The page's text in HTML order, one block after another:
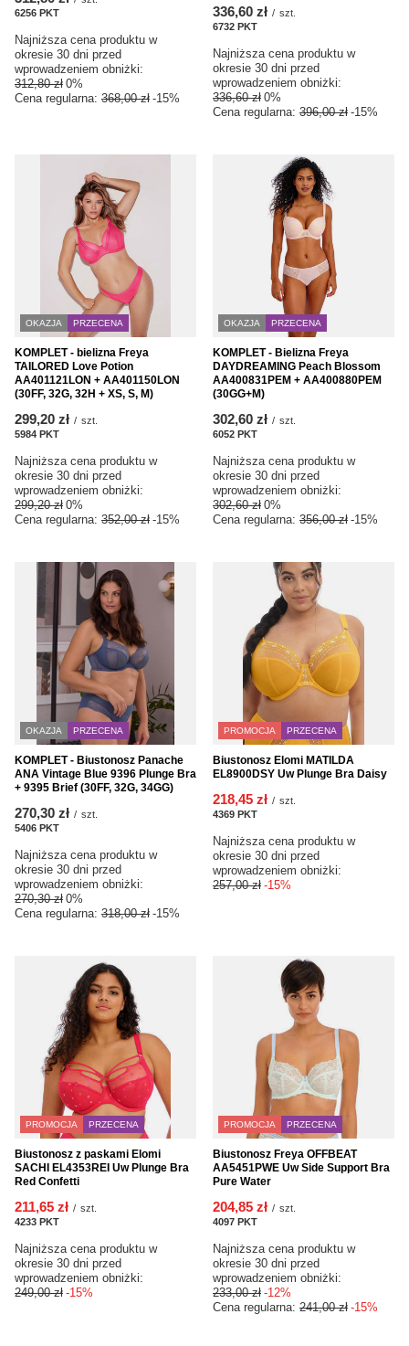
6256 PKT
Najniższa cena produktu w
okresie 30 dni przed
wprowadzeniem obniżki:
312,80 zł 0%
Cena regularna: 368,00 zł -15%
336,60 zł / szt.
6732 PKT
Najniższa cena produktu w
okresie 30 dni przed
wprowadzeniem obniżki:
336,60 zł 0%
Cena regularna: 396,00 zł -15%
OKAZJA PRZECENA
KOMPLET - bielizna Freya
TAILORED Love Potion
AA401121LON + AA401150LON
(30FF, 32G, 32H + XS, S, M)
299,20 zł / szt.
5984 PKT
Najniższa cena produktu w
okresie 30 dni przed
wprowadzeniem obniżki:
299,20 zł 0%
Cena regularna: 352,00 zł -15%
OKAZJA PRZECENA
KOMPLET - Bielizna Freya
DAYDREAMING Peach Blossom
AA400831PEM + AA400880PEM
(30GG+M)
302,60 zł / szt.
6052 PKT
Najniższa cena produktu w
okresie 30 dni przed
wprowadzeniem obniżki:
302,60 zł 0%
Cena regularna: 356,00 zł -15%
OKAZJA PRZECENA
KOMPLET - Biustonosz Panache
ANA Vintage Blue 9396 Plunge Bra
+ 9395 Brief (30FF, 32G, 34GG)
270,30 zł / szt.
5406 PKT
Najniższa cena produktu w
okresie 30 dni przed
wprowadzeniem obniżki:
270,30 zł 0%
Cena regularna: 318,00 zł -15%
PROMOCJA PRZECENA
Biustonosz Elomi MATILDA
EL8900DSY Uw Plunge Bra Daisy
218,45 zł / szt.
4369 PKT
Najniższa cena produktu w
okresie 30 dni przed
wprowadzeniem obniżki:
257,00 zł -15%
PROMOCJA PRZECENA
Biustonosz z paskami Elomi
SACHI EL4353REI Uw Plunge Bra
Red Confetti
211,65 zł / szt.
4233 PKT
Najniższa cena produktu w
okresie 30 dni przed
wprowadzeniem obniżki:
249,00 zł -15%
PROMOCJA PRZECENA
Biustonosz Freya OFFBEAT
AA5451PWE Uw Side Support Bra
Pure Water
204,85 zł / szt.
4097 PKT
Najniższa cena produktu w
okresie 30 dni przed
wprowadzeniem obniżki:
233,00 zł -12%
Cena regularna: 241,00 zł -15%